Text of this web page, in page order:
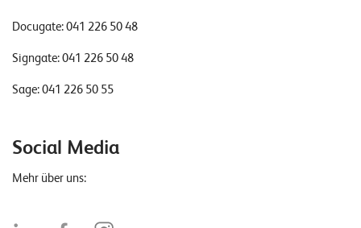
Docugate:041 226 50 48
Signgate:041 226 50 48
Sage:041 226 50 55
Social Media
Mehr über uns: